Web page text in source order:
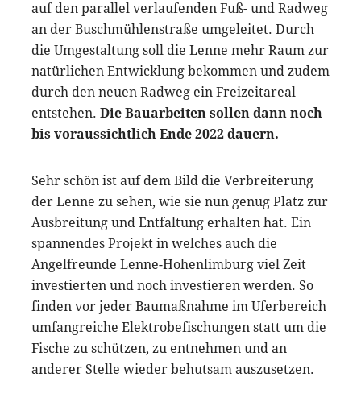
auf den parallel verlaufenden Fuß- und Radweg
an der Buschmühlenstraße umgeleitet. Durch
die Umgestaltung soll die Lenne mehr Raum zur
natürlichen Entwicklung bekommen und zudem
durch den neuen Radweg ein Freizeitareal
entstehen. Die Bauarbeiten sollen dann noch
bis voraussichtlich Ende 2022 dauern.
Sehr schön ist auf dem Bild die Verbreiterung
der Lenne zu sehen, wie sie nun genug Platz zur
Ausbreitung und Entfaltung erhalten hat. Ein
spannendes Projekt in welches auch die
Angelfreunde Lenne-Hohenlimburg viel Zeit
investierten und noch investieren werden. So
finden vor jeder Baumaßnahme im Uferbereich
umfangreiche Elektrobefischungen statt um die
Fische zu schützen, zu entnehmen und an
anderer Stelle wieder behutsam auszusetzen.